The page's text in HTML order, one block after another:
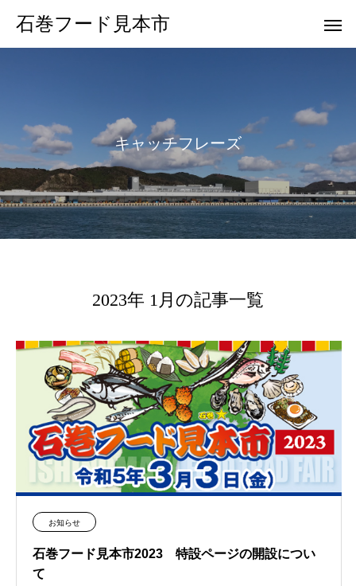
石巻フード見本市
キャッチフ レーズ
2023年 1月の記事一覧
お知らせ
石巻フード見本市2023 特設ページの開設につい
て